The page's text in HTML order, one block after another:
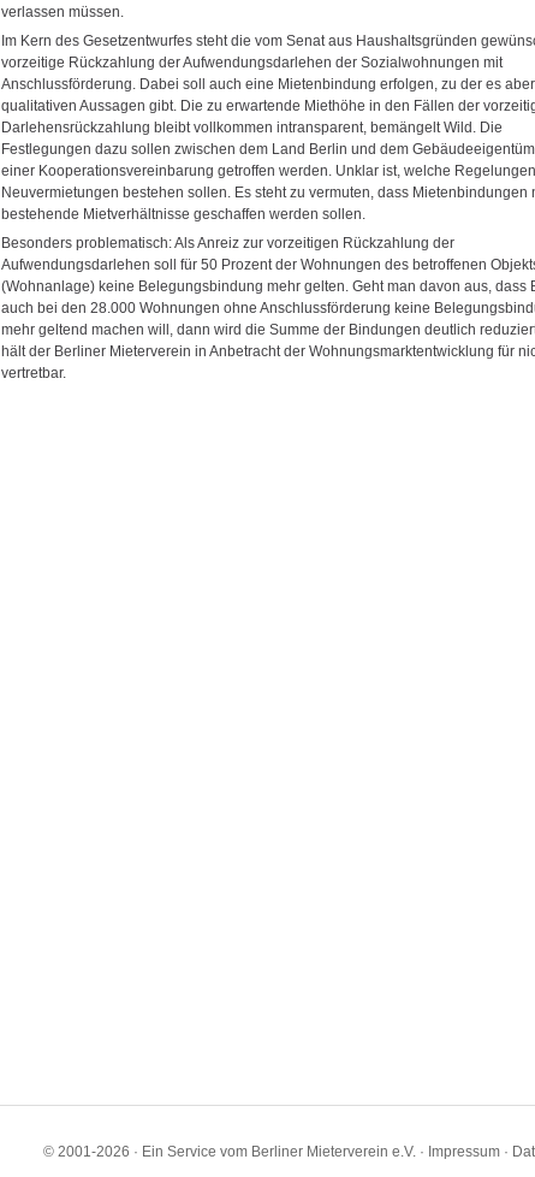
verlassen müssen.
Im Kern des Gesetzentwurfes steht die vom Senat aus Haushaltsgründen
vorzeitige Rückzahlung der Aufwendungsdarlehen der Sozialwohnungen mit
Anschlussförderung. Dabei soll auch eine Mietenbindung erfolgen, zu der es
qualitativen Aussagen gibt. Die zu erwartende Miethöhe in den Fällen der
Darlehensrückzahlung bleibt vollkommen intransparent, bemängelt Wild. Die
Festlegungen dazu sollen zwischen dem Land Berlin und dem
einer Kooperationsvereinbarung getroffen werden. Unklar ist, welche
Neuvermietungen bestehen sollen. Es steht zu vermuten, dass Mietenbindungen
bestehende Mietverhältnisse geschaffen werden sollen.
Besonders problematisch: Als Anreiz zur vorzeitigen Rückzahlung der
Aufwendungsdarlehen soll für 50 Prozent der Wohnungen des betroffenen
(Wohnanlage) keine Belegungsbindung mehr gelten. Geht man davon aus, dass
auch bei den 28.000 Wohnungen ohne Anschlussförderung keine
mehr geltend machen will, dann wird die Summe der Bindungen deutlich
hält der Berliner Mieterverein in Anbetracht der Wohnungsmarktentwicklung für
vertretbar.
© 2001-2026 · Ein Service vom Berliner Mieterverein e.V. · Impressum ·